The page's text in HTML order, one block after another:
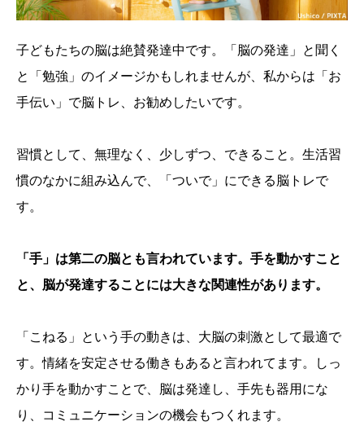
子どもたちの脳は絶賛発達中です。「脳の発達」と聞く
と「勉強」のイメージかもしれませんが、私からは「お
手伝い」で脳トレ、お勧めしたいです。
習慣として、無理なく、少しずつ、できること。生活習
慣のなかに組み込んで、「ついで」にできる脳トレで
す。
「手」は第二の脳とも言われています。手を動かすこと
と、脳が発達することには大きな関連性があります。
「こねる」という手の動きは、大脳の刺激として最適で
す。情緒を安定させる働きもあると言われてます。しっ
かり手を動かすことで、脳は発達し、手先も器用にな
り、コミュニケーションの機会もつくれます。